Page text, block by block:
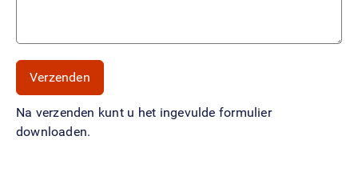
Na verzenden kunt u het ingevulde formulier
downloaden.